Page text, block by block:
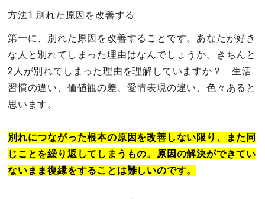
方法1.別れた原因を改善する
第一に、別れた原因を改善することです。あなたが好き
な人と別れてしまった理由はなんでしょうか。きちんと
2人が別れてしまった理由を理解していますか？ 生活
習慣の違い、価値観の差、愛情表現の違い、色々あると
思います。
別れにつながった根本の原因を改善しない限り、また同
じことを繰り返してしまうもの。原因の解決ができてい
ないまま復縁をすることは難しいのです。